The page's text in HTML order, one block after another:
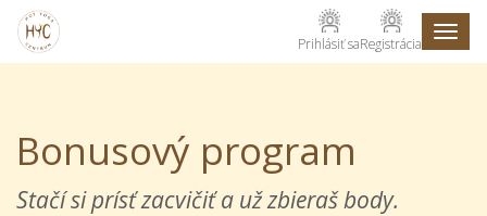
Prihlásiť saRegistrácia
Bonusový program
Stačí si prísť zacvičiť a už zbieraš body.